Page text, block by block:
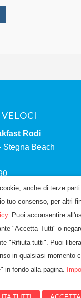
Rodi
Stegna Beach
anche di terze
tuo consenso, per altri
. Puoi acconsentire
"Accetta Tutti" o
"Rifiuta tutti". Puoi
in qualsiasi momento
in fondo alla pagina.